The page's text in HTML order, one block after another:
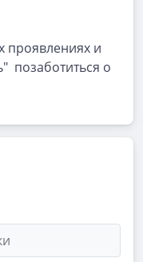
проявлениях и
позаботиться о